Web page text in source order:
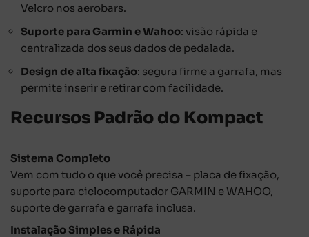
Velcro nos aerobars.
Suporte para Garmin e Wahoo: visão rápida e
centralizada dos seus dados de pedalada.
Design de alta fixação: segura firme a garrafa, mas
permite inserir e retirar com facilidade.
Recursos Padrão do Kompact
Sistema Completo
Vem com tudo o que você precisa – placa de fixação,
suporte para ciclocomputador GARMIN e WAHOO,
suporte de garrafa e garrafa inclusa.
Instalação Simples e Rápida